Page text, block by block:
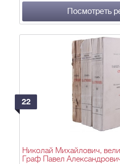
Посмотреть
22
Николай Михайлович,
Граф Павел